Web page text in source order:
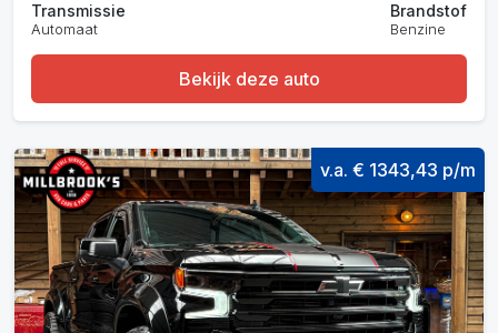
Transmissie
Automaat
Brandstof
Benzine
Bekijk deze auto
v.a. € 1343,43 p/m